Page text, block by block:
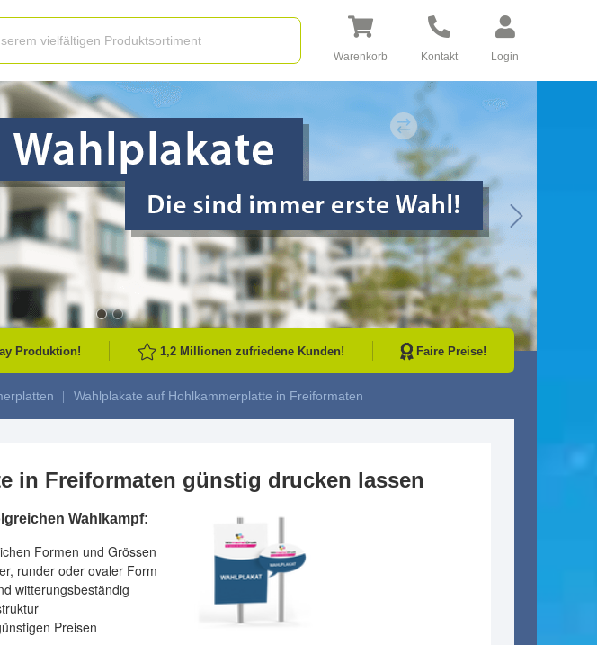
Warenkorb Kontakt Login
Go to Next
Produktion! 1,2 Millionen zufriedene Kunden! Faire Preise!
Wahlplakate auf Hohlkammerplatte in Freiformaten
in Freiformaten günstig drucken lassen
Wahlkampf:
Formen und Grössen
runder oder ovaler Form
witterungsbeständig
Preisen